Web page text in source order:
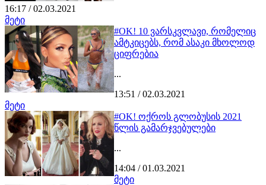
16:17 / 02.03.2021
მეტი
#OK! 10 ვარსკვლავი, რომელიც
ამტკიცებს, რომ ასაკი მხოლოდ
ციფრებია
...
13:51 / 02.03.2021
მეტი
#OK! ოქროს გლობუსის 2021
წლის გამარჯვებულები
...
14:04 / 01.03.2021
მეტი